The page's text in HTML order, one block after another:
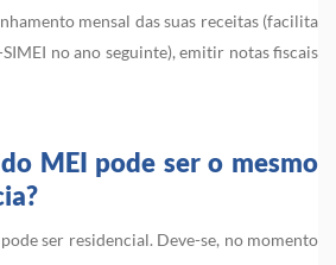
mensal das suas receitas (facilita
no ano seguinte), emitir notas fiscais
MEI pode ser o mesmo
ser residencial. Deve-se, no momento